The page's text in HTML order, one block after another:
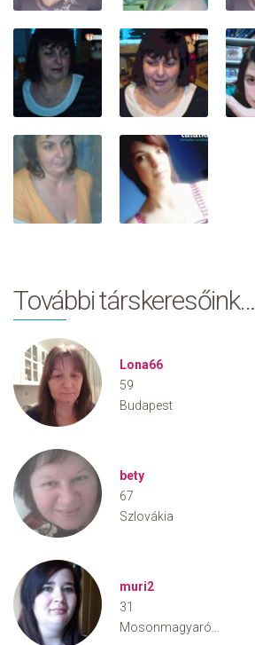
További társkeresőink…
Lona66
59
Budapest
bety
67
Szlovákia
muri2
31